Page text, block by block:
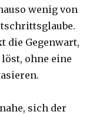
wenig von
die Gegenwart,
ohne eine
sich der